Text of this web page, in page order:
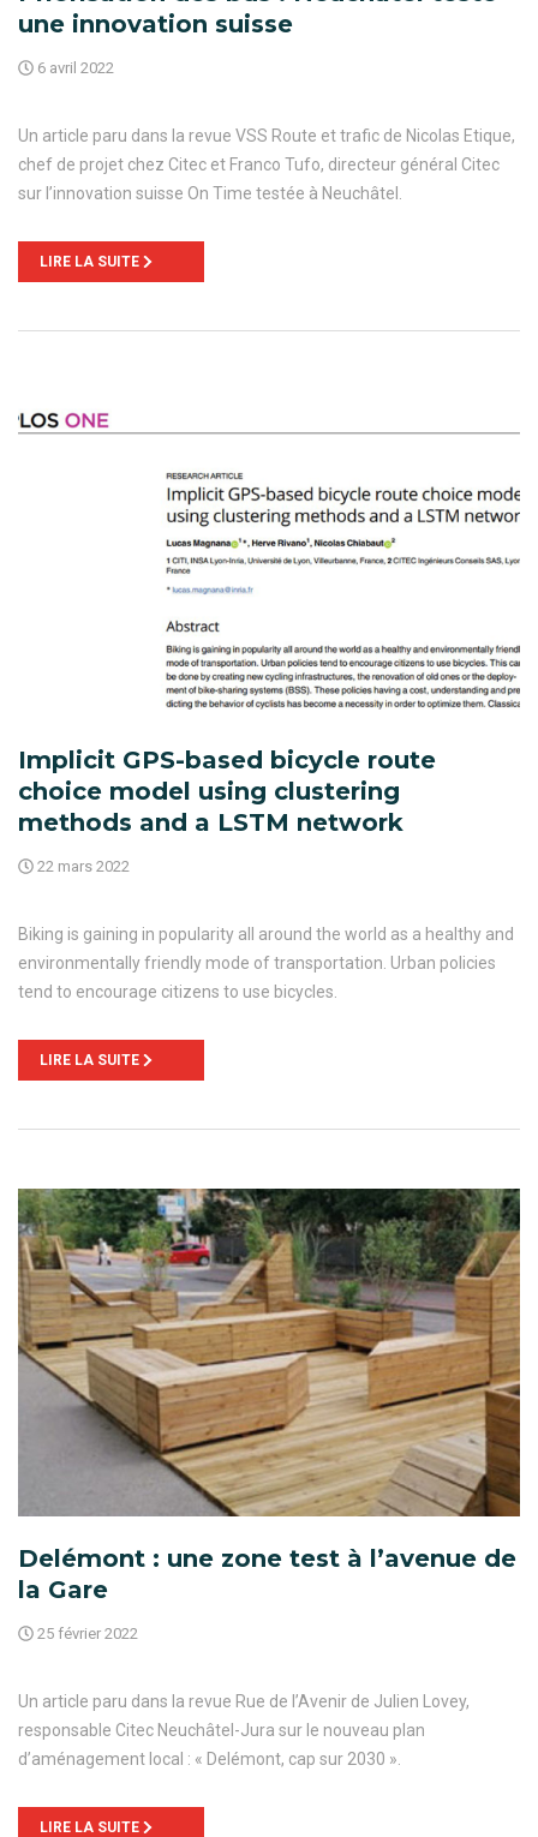
une innovation suisse
6 avril 2022
Un article paru dans la revue VSS Route et trafic de Nicolas Etique,
chef de projet chez Citec et Franco Tufo, directeur général Citec
sur l’innovation suisse On Time testée à Neuchâtel.
LIRE LA SUITE
Implicit GPS-based bicycle route
choice model using clustering
methods and a LSTM network
22 mars 2022
Biking is gaining in popularity all around the world as a healthy and
environmentally friendly mode of transportation. Urban policies
tend to encourage citizens to use bicycles.
LIRE LA SUITE
Delémont : une zone test à l’avenue de
la Gare
25 février 2022
Un article paru dans la revue Rue de l’Avenir de Julien Lovey,
responsable Citec Neuchâtel-Jura sur le nouveau plan
d’aménagement local : « Delémont, cap sur 2030 ».
LIRE LA SUITE